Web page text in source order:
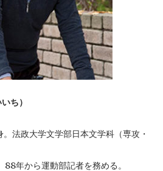
ち）
法政大学文学部日本文学科（専攻・
年から運動部記者を務める。